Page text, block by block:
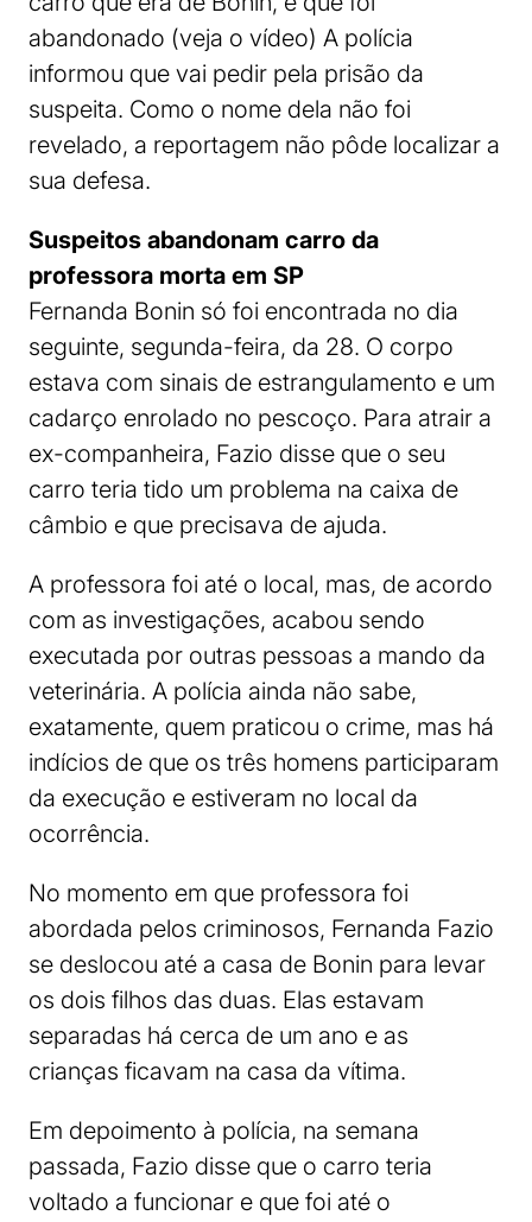
abandonado (veja o vídeo) A polícia
informou que vai pedir pela prisão da
suspeita. Como o nome dela não foi
revelado, a reportagem não pôde localizar a
sua defesa.
Suspeitos abandonam carro da
professora morta em SP
Fernanda Bonin só foi encontrada no dia
seguinte, segunda-feira, da 28. O corpo
estava com sinais de estrangulamento e um
cadarço enrolado no pescoço. Para atrair a
ex-companheira, Fazio disse que o seu
carro teria tido um problema na caixa de
câmbio e que precisava de ajuda.
A professora foi até o local, mas, de acordo
com as investigações, acabou sendo
executada por outras pessoas a mando da
veterinária. A polícia ainda não sabe,
exatamente, quem praticou o crime, mas há
indícios de que os três homens participaram
da execução e estiveram no local da
ocorrência.
No momento em que professora foi
abordada pelos criminosos, Fernanda Fazio
se deslocou até a casa de Bonin para levar
os dois filhos das duas. Elas estavam
separadas há cerca de um ano e as
crianças ficavam na casa da vítima.
Em depoimento à polícia, na semana
passada, Fazio disse que o carro teria
voltado a funcionar e que foi até o